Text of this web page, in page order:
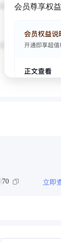
会员尊享权益
70 立即